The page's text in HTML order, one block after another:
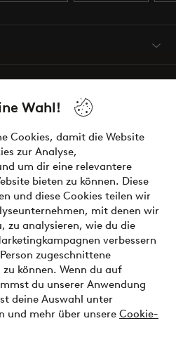
Wahl!
Cookies, damit die Website
zur Analyse,
um dir eine relevantere
bieten zu können. Diese
und diese Cookies teilen wir
mit denen wir
zu analysieren, wie du die
verbessern
zugeschnittene
können. Wenn du auf
du unserer Anwendung
deine Auswahl unter
und mehr über unsere Cookie-
bezahlen oder aufteilen
mehr über unsere
erfahren?